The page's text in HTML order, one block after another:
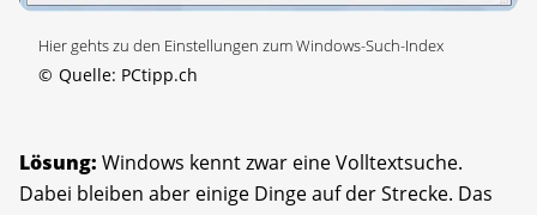
Hier gehts zu den Einstellungen zum Windows-Such-Index
© Quelle: PCtipp.ch
Lösung: Windows kennt zwar eine Volltextsuche.
Dabei bleiben aber einige Dinge auf der Strecke. Das